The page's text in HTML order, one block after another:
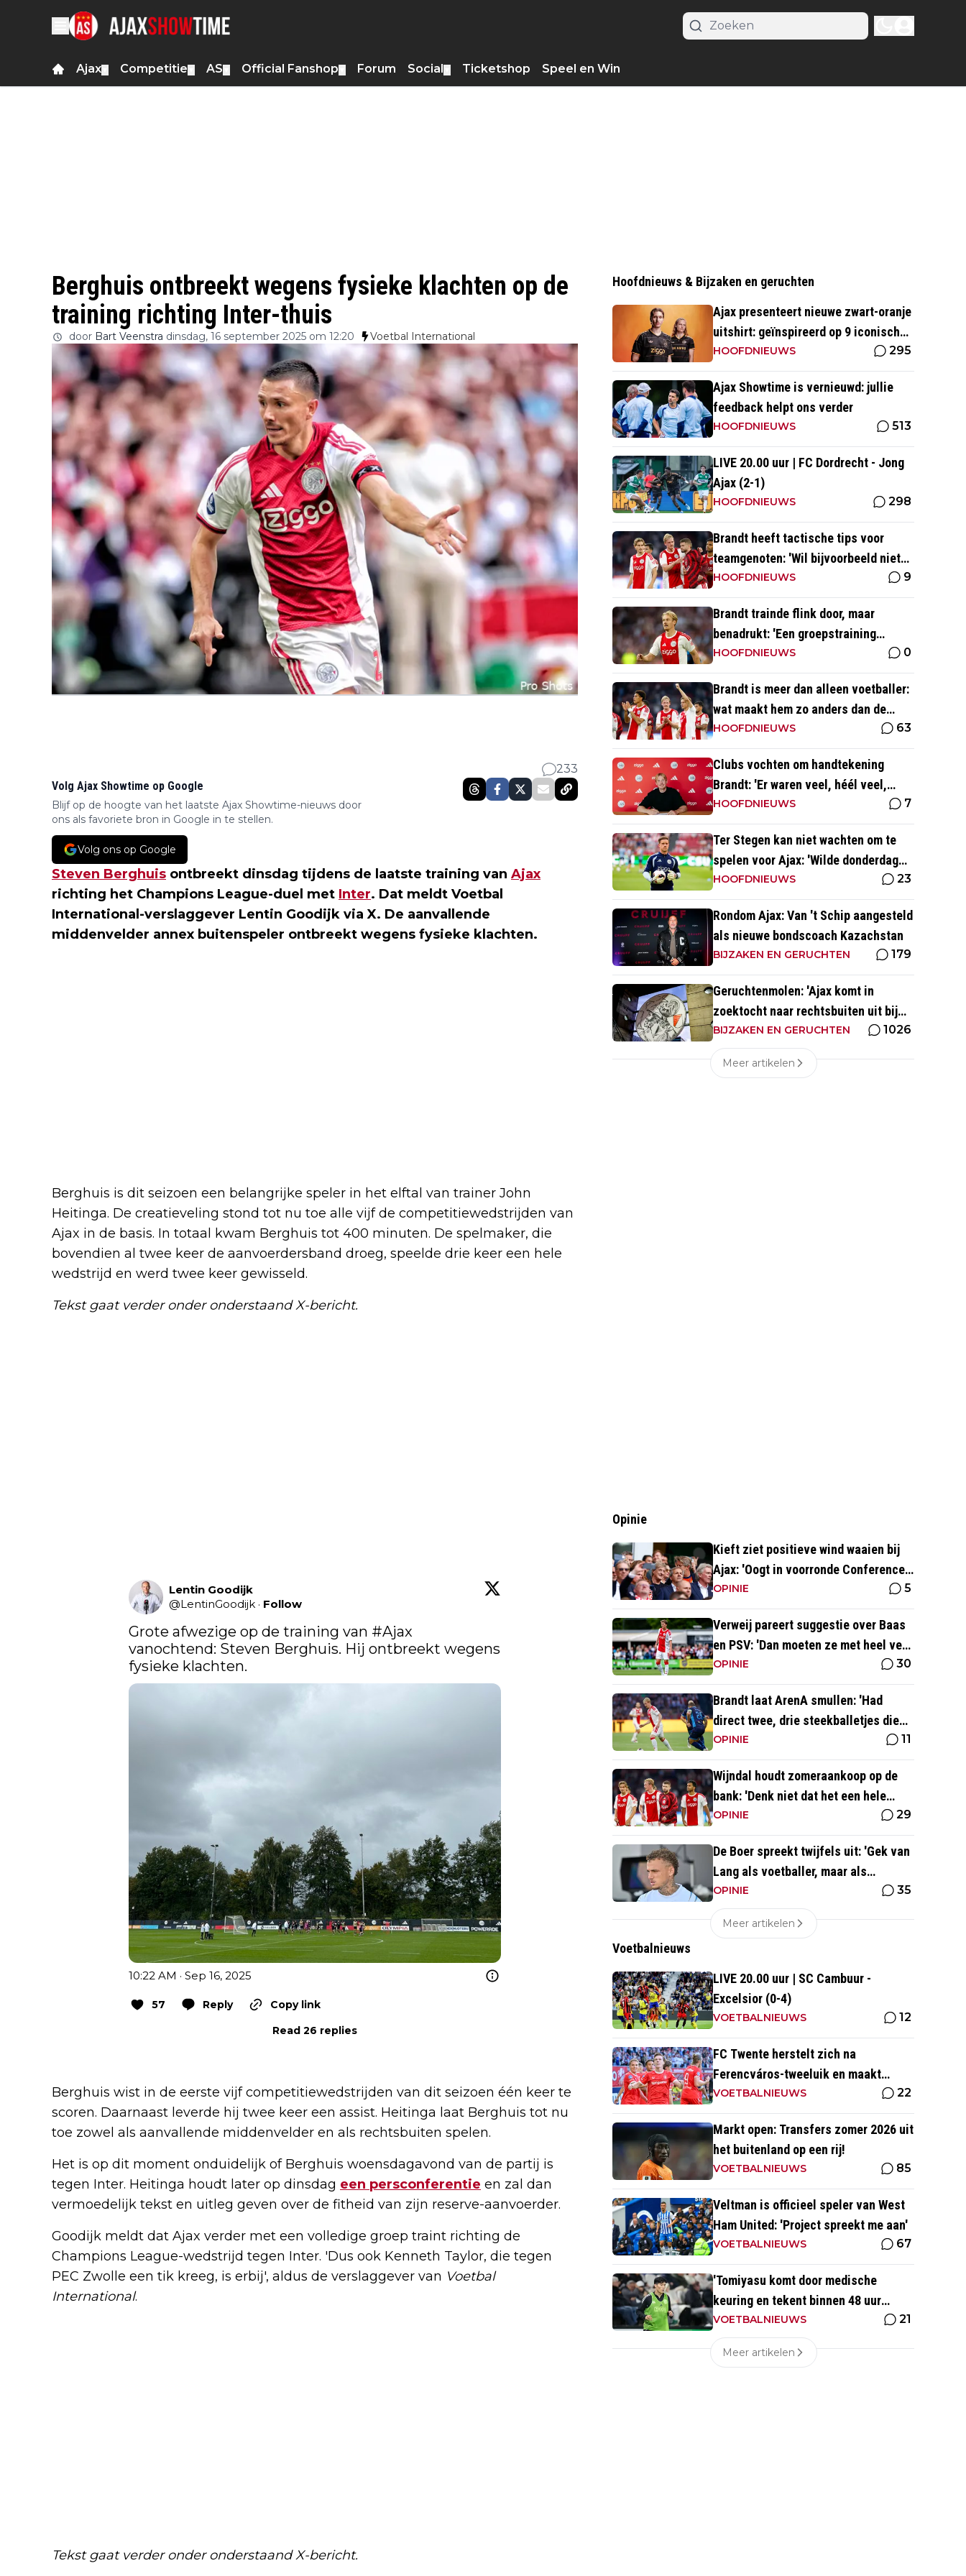
Ajax Competitie AS Official Fanshop Forum Social Ticketshop Speel en Win
Berghuis ontbreekt wegens fysieke klachten op de
training richting Inter-thuis
door Bart Veenstra dinsdag, 16 september 2025 om 12:20 Voetbal International
233
Volg Ajax Showtime op Google
Blijf op de hoogte van het laatste Ajax Showtime-nieuws door
ons als favoriete bron in Google in te stellen.
Volg ons op Google
Steven Berghuis ontbreekt dinsdag tijdens de laatste training van Ajax
richting het Champions League-duel met Inter. Dat meldt Voetbal
International-verslaggever Lentin Goodijk via X. De aanvallende
middenvelder annex buitenspeler ontbreekt wegens fysieke klachten.
Berghuis is dit seizoen een belangrijke speler in het elftal van trainer John
Heitinga. De creatieveling stond tot nu toe alle vijf de competitiewedstrijden van
Ajax in de basis. In totaal kwam Berghuis tot 400 minuten. De spelmaker, die
bovendien al twee keer de aanvoerdersband droeg, speelde drie keer een hele
wedstrijd en werd twee keer gewisseld.
Tekst gaat verder onder onderstaand X-bericht.
Lentin Goodijk
@LentinGoodijk · Follow
Grote afwezige op de training van #Ajax
vanochtend: Steven Berghuis. Hij ontbreekt wegens
fysieke klachten.
10:22 AM · Sep 16, 2025
57 Reply
Copy link
Read 26 replies
Berghuis wist in de eerste vijf competitiewedstrijden van dit seizoen één keer te
scoren. Daarnaast leverde hij twee keer een assist. Heitinga laat Berghuis tot nu
toe zowel als aanvallende middenvelder en als rechtsbuiten spelen.
Het is op dit moment onduidelijk of Berghuis woensdagavond van de partij is
tegen Inter. Heitinga houdt later op dinsdag een persconferentie en zal dan
vermoedelijk tekst en uitleg geven over de fitheid van zijn reserve-aanvoerder.
Goodijk meldt dat Ajax verder met een volledige groep traint richting de
Champions League-wedstrijd tegen Inter. 'Dus ook Kenneth Taylor, die tegen
PEC Zwolle een tik kreeg, is erbij', aldus de verslaggever van Voetbal
International.
Tekst gaat verder onder onderstaand X-bericht.
Hoofdnieuws & Bijzaken en geruchten
Ajax presenteert nieuwe zwart-oranje
uitshirt: geïnspireerd op 9 iconische
momenten uit clubhistorie
HOOFDNIEUWS 295
Ajax Showtime is vernieuwd: jullie
feedback helpt ons verder
HOOFDNIEUWS 513
LIVE 20.00 uur | FC Dordrecht - Jong
Ajax (2-1)
HOOFDNIEUWS 298
Brandt heeft tactische tips voor
teamgenoten: 'Wil bijvoorbeeld niet
dat Mika te veel naar binnen komt'
HOOFDNIEUWS 9
Brandt trainde flink door, maar
benadrukt: 'Een groepstraining
nabootsen is toch vrij lastig in je
eentje'
HOOFDNIEUWS 0
Brandt is meer dan alleen voetballer:
wat maakt hem zo anders dan de
'gemiddelde' voetballer?
HOOFDNIEUWS 63
Clubs vochten om handtekening
Brandt: 'Er waren veel, héél veel,
voorstellen van overal ter wereld'
HOOFDNIEUWS 7
Ter Stegen kan niet wachten om te
spelen voor Ajax: 'Wilde donderdag
ook op het veld staan'
HOOFDNIEUWS 23
Rondom Ajax: Van 't Schip aangesteld
als nieuwe bondscoach Kazachstan
BIJZAKEN EN GERUCHTEN 179
Geruchtenmolen: 'Ajax komt in
zoektocht naar rechtsbuiten uit bij
Couto'
BIJZAKEN EN GERUCHTEN 1026
Meer artikelen
Opinie
Kieft ziet positieve wind waaien bij
Ajax: 'Oogt in voorronde Conference
League fris en energiek'
OPINIE 5
Verweij pareert suggestie over Baas
en PSV: 'Dan moeten ze met heel veel
geld over de brug komen'
OPINIE 30
Brandt laat ArenA smullen: 'Had
direct twee, drie steekballetjes die
gewoon perfect waren'
OPINIE 11
Wijndal houdt zomeraankoop op de
bank: 'Denk niet dat het een hele
goede verdediger is'
OPINIE 29
De Boer spreekt twijfels uit: 'Gek van
Lang als voetballer, maar als
persoonlijkheid niet'
OPINIE 35
Meer artikelen
Voetbalnieuws
LIVE 20.00 uur | SC Cambuur -
Excelsior (0-4)
VOETBALNIEUWS 12
FC Twente herstelt zich na
Ferencváros-tweeluik en maakt
gehakt van Slowaakse opponent
VOETBALNIEUWS 22
Markt open: Transfers zomer 2026 uit
het buitenland op een rij!
VOETBALNIEUWS 85
Veltman is officieel speler van West
Ham United: 'Project spreekt me aan'
VOETBALNIEUWS 67
'Tomiyasu komt door medische
keuring en tekent binnen 48 uur
contract bij nieuwe club'
VOETBALNIEUWS 21
Meer artikelen